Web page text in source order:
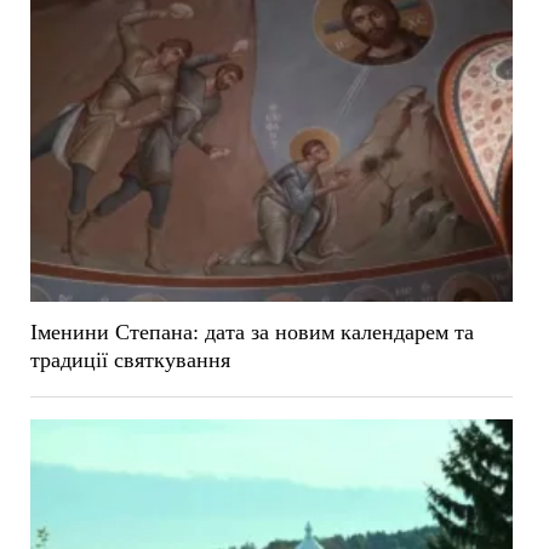
Іменини Степана: дата за новим календарем та
традиції святкування